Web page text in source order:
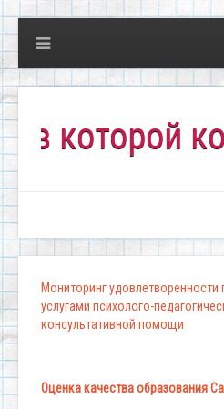
Мониторинг удовлетворенности
услугами психолого-
консультативной помощи
Оценка качества образования